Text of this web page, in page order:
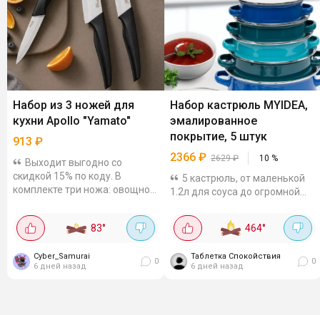
Набор из 3 ножей для
кухни Apollo "Yamato"
913 ₽
Выходит выгодно со
скидкой 15% по коду. В
комплекте три ножа: овощной
см) и кухонный (14,5 см).
Лезвия из керамики - не
ржавеют, не вступают в...
83°
Cyber_Samurai
6 дней назад
0
Набор кастрюль MYIDEA,
эмалированное
покрытие, 5 штук
2366 ₽ 2629₽ 10 %
5 кастрюль, от маленькой
1.2л для соуса до огромной
Алюминий греет быстро, вода
закипает быстрее, чем в
яркие, в хранении...
464°
Таблетка Спокойствия
6 дней назад
0